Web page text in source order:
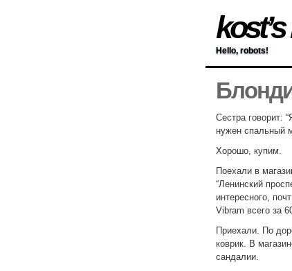
Hello, robots!
Сестра говорит:
нужен спальный
Хорошо, купим.
Поехали в
“Ленинский
интересного,
Vibram всего за
Приехали. По
коврик. В
сандалии.